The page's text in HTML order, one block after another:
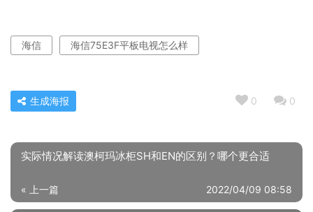
海信 海信75E3F平板电视怎么样
0 0
生成海报
实际情况解读澳柯玛冰柜SH和EN的区别？哪个更合适
« 上一篇 2022/04/09 08:58